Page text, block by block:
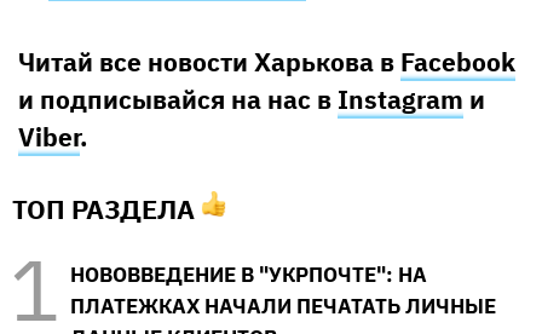
Читай все новости Харькова в Facebook
и подписывайся на нас в Instagram и
Viber.
ТОП РАЗДЕЛА
НОВОВВЕДЕНИЕ В "УКРПОЧТЕ": НА
ПЛАТЕЖКАХ НАЧАЛИ ПЕЧАТАТЬ ЛИЧНЫЕ